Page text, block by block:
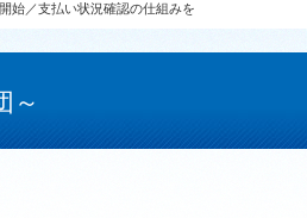
始／支払い状況確認の仕組みを
～